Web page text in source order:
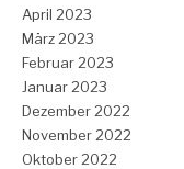
April 2023
März 2023
Februar 2023
Januar 2023
Dezember 2022
November 2022
Oktober 2022